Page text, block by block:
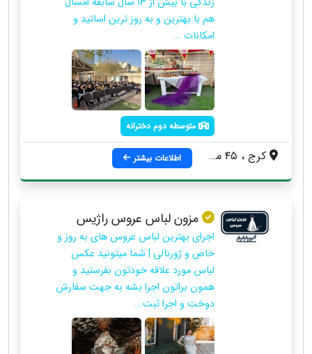
هم با بهترین و به روز ترین اساتید و
امکانات ...
متوسطه دوم دخترانه
کرج ، ۴۵ متری گلشهر ، خیابان انوشیروان ، فلکه انوشیروان ، جنب مهد کودک ستاره درخشان ، پلاک ۱۶۴ ، مجموعه آموزشی کیمیای زندگی (ارسطو) اطلاعات بیشتر
مزون لباس عروس راژیس
اجرای بهترین لباس عروس های به روز و
خاص و ژورنالی | شما میتونید عکس
لباس مورد علاقه خودتون بفرستید و
همون براتون اجرا بشه به جهت سفارش
دوخت و اجرا ثبت...